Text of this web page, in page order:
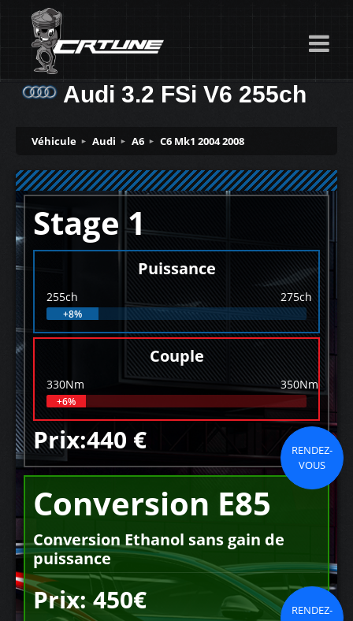
Audi 3.2 FSi V6 255ch
Véhicule Audi A6 C6 Mk1 2004 2008
Stage 1
Puissance
255ch 275ch
+8%
Couple
330Nm 350Nm
+6%
Prix:440 €
RENDEZ-
VOUS
Conversion E85
Conversion Ethanol sans gain de
puissance
Prix: 450€
RENDEZ-